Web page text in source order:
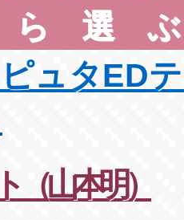
ら選
ュタED
（山本明）